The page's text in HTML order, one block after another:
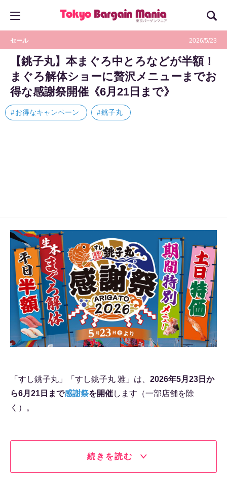
セール 2026/5/23
【銚子丸】本まぐろ中とろなどが半額！
まぐろ解体ショーに贅沢メニューまでお
得な感謝祭開催《6月21日まで》
お得なキャンペーン 銚子丸
「すし銚子丸」「すし銚子丸 雅」は、 2026年5月23日か
ら6月21日まで感謝祭を開催します（一部店舗を除
く）。
続きを読む